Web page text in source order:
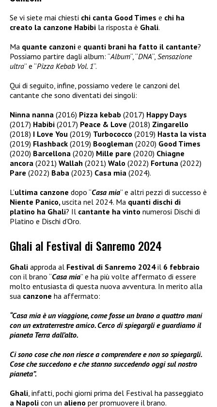
Se vi siete mai chiesti chi canta Good Times e chi ha
creato la canzone Habibi la risposta è Ghali.
Ma quante canzoni e quanti brani ha fatto il cantante?
Possiamo partire dagli album: “Album“, “DNA“, Sensazione
ultra” e “Pizza Kebab Vol. 1“.
Qui di seguito, infine, possiamo vedere le canzoni del
cantante che sono diventati dei singoli:
Ninna nanna (2016) Pizza kebab (2017) Happy Days
(2017) Habibi (2017) Peace & Love (2018) Zingarello
(2018) I Love You (2019) Turbococco (2019) Hasta la vista
(2019) Flashback (2019) Boogleman (2020) Good Times
(2020) Barcellona (2020) Mille pare (2020) Chiagne
ancora (2021) Wallah (2021) Walo (2022) Fortuna (2022)
Pare (2022) Baba (2023) Casa mia (2024).
L’ultima canzone dopo “Casa mia” e altri pezzi di successo è
Niente Panico,uscita nel 2024. Ma quanti dischi di
platino ha Ghali? Il cantante ha vinto numerosi Dischi di
Platino e Dischi d’Oro.
Ghali al Festival di Sanremo 2024
Ghali approda al Festival di Sanremo 2024il 6 febbraio
con il brano “Casa mia” e ha più volte affermato di essere
molto entusiasta di questa nuova avventura. In merito alla
sua canzone ha affermato:
“Casa mia è un viaggione, come fosse un brano a quattro mani
con un extraterrestre amico. Cerco di spiegargli e guardiamo il
pianeta Terra dall’alto.
Ci sono cose che non riesce a comprendere e non so spiegargli.
Cose che succedono e che stanno succedendo oggi sul nostro
pianeta”.
Ghali, infatti, pochi giorni prima del Festival ha passeggiato
a Napoli con un alieno per promuovere il brano.